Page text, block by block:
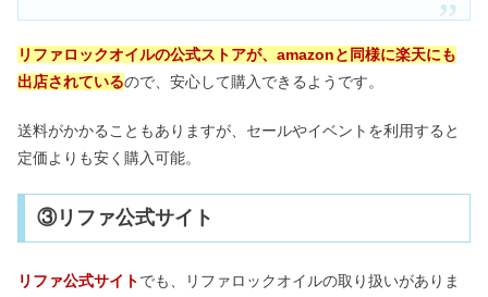
リファロックオイルの公式ストアが、amazonと同様に楽天にも
出店されているので、安心して購入できるようです。
送料がかかることもありますが、セールやイベントを利用すると
定価よりも安く購入可能。
③リファ公式サイト
リファ公式サイトでも、リファロックオイルの取り扱いがありま